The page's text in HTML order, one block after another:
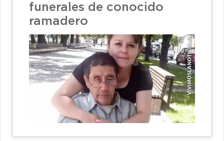
funerales de conocido
ramadero